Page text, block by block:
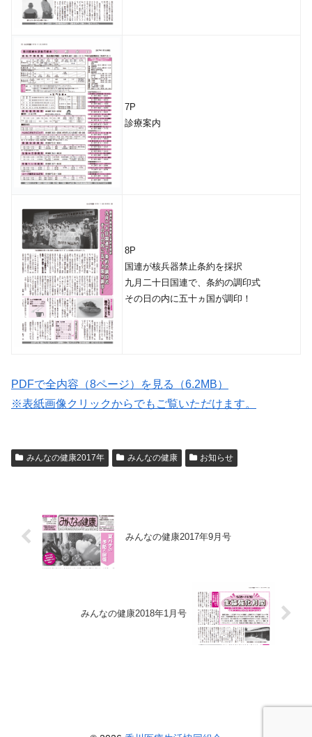
7P
診療案内
8P
国連が核兵器禁止条約を採択
九月二十日国連で、条約の調印式
その日の内に五十ヵ国が調印！
PDFで全内容（8ページ）を見る（6.2MB）
※表紙画像クリックからでもご覧いただけます。
みんなの健康2017年 みんなの健康 お知らせ
みんなの健康2017年9月号
みんなの健康2018年1月号